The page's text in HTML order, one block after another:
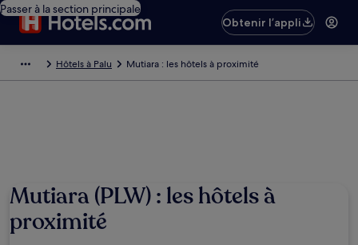
Passer à la section principale
Obtenir l’appli
Hôtels à Palu Mutiara : les hôtels à proximité
Mutiara (PLW) : les hôtels à
proximité